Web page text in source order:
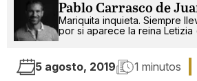
Pablo Carrasco de
Mariquita inquieta. Siempre
por si aparece la reina
5 agosto, 2019 1 minutos